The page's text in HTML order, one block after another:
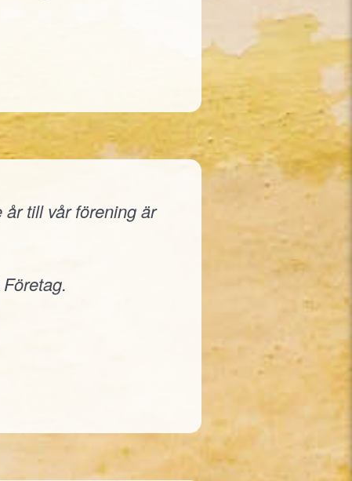
till vår förening är